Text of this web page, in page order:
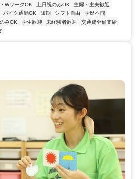
WワークOK 土日祝のみOK
主婦・主夫歓迎
バイク通勤OK 短期 シフト自由
学歴不問
みOK 学生歓迎 未経験者歓迎
交通費全額支給